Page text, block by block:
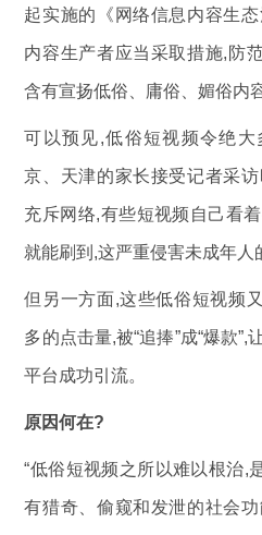
起实施的《网络信息内容生
内容生产者应当采取措施,防
含有宣扬低俗、庸俗、媚俗内
可以预见,低俗短视频令绝
京、天津的家长接受记者采
充斥网络,有些短视频自己看
就能刷到,这严重侵害未成年人
但另一方面,这些低俗短视频
多的点击量,被“追捧”成“爆款
平台成功引流。
原因何在?
“低俗短视频之所以难以根治,
有猎奇、偷窥和发泄的社会